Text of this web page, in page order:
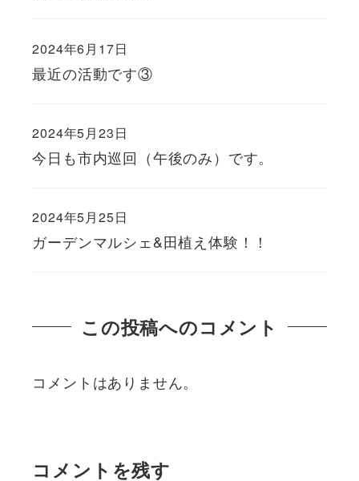
最近の活動です③
2024年6月17日
今日も市内巡回（午後のみ）です。
2024年5月23日
ガーデンマルシェ&田植え体験！！
2024年5月25日
この投稿へのコメント
コメントはありません。
コメントを残す